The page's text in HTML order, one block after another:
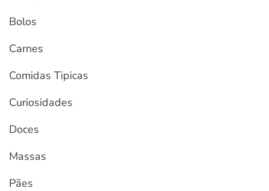
Bolos
Carnes
Comidas Tipicas
Curiosidades
Doces
Massas
Pães